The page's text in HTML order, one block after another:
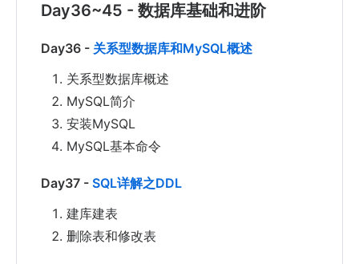
Day36~45 - 数据库基础和进阶
Day36 - 关系型数据库和MySQL概述
关系型数据库概述
MySQL简介
安装MySQL
MySQL基本命令
Day37 - SQL详解之DDL
建库建表
删除表和修改表